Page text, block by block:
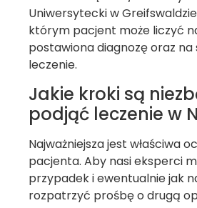
Uniwersytecki w
którym pacjent może liczyć
postawiona diagnozę oraz
leczenie.
Jakie kroki są
podjąć leczenie w
Najważniejsza jest właściwa
pacjenta. Aby nasi eksperci
przypadek i ewentualnie jak
rozpatrzyć prośbę o drugą